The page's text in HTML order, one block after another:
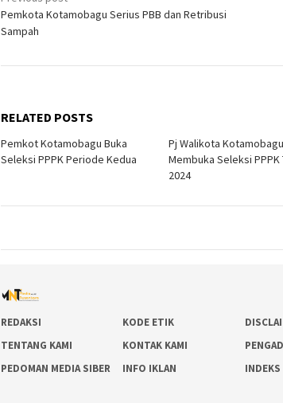
navigation
Pemkota Kotamobagu Serius PBB dan Retribusi
Sampah
RELATED POSTS
Pemkot Kotamobagu Buka
Seleksi PPPK Periode Kedua
Pj Walikota
Membuka Seleksi PPPK
2024
REDAKSI KODE ETIK
TENTANG KAMI
KONTAK KAMI
PEDOMAN MEDIA SIBER
INFO IKLAN INDEKS